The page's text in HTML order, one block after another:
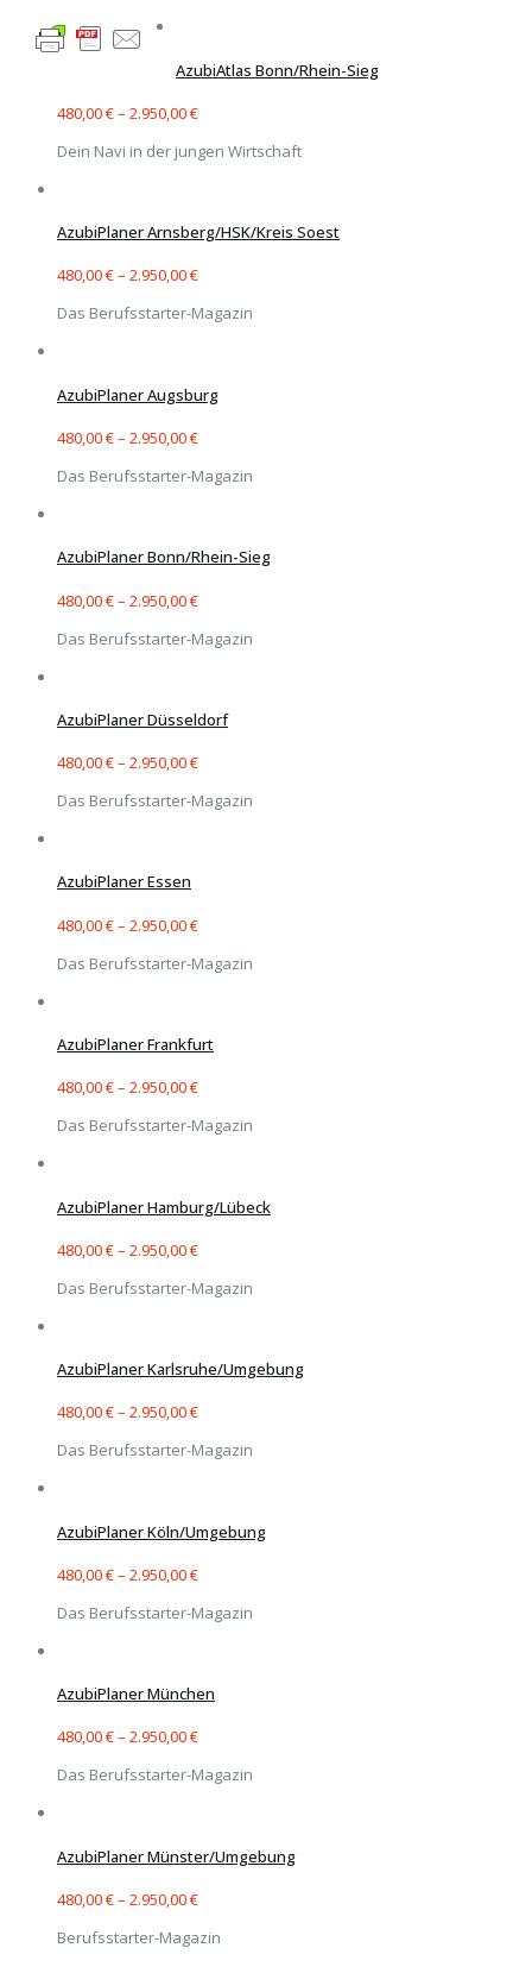
AzubiAtlas Bonn/Rhein-Sieg
480,00€– 2.950,00€
Dein Navi in der jungen Wirtschaft
AzubiPlaner Arnsberg/HSK/Kreis Soest
480,00€– 2.950,00€
Das Berufsstarter-Magazin
AzubiPlaner Augsburg
480,00€– 2.950,00€
Das Berufsstarter-Magazin
AzubiPlaner Bonn/Rhein-Sieg
480,00€– 2.950,00€
Das Berufsstarter-Magazin
AzubiPlaner Düsseldorf
480,00€– 2.950,00€
Das Berufsstarter-Magazin
AzubiPlaner Essen
480,00€– 2.950,00€
Das Berufsstarter-Magazin
AzubiPlaner Frankfurt
480,00€– 2.950,00€
Das Berufsstarter-Magazin
AzubiPlaner Hamburg/Lübeck
480,00€– 2.950,00€
Das Berufsstarter-Magazin
AzubiPlaner Karlsruhe/Umgebung
480,00€– 2.950,00€
Das Berufsstarter-Magazin
AzubiPlaner Köln/Umgebung
480,00€– 2.950,00€
Das Berufsstarter-Magazin
AzubiPlaner München
480,00€– 2.950,00€
Das Berufsstarter-Magazin
AzubiPlaner Münster/Umgebung
480,00€– 2.950,00€
Berufsstarter-Magazin